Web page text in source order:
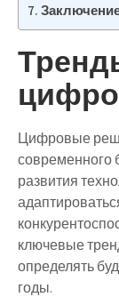
Цифровые
современного
развития
ключевые
определять
годы.